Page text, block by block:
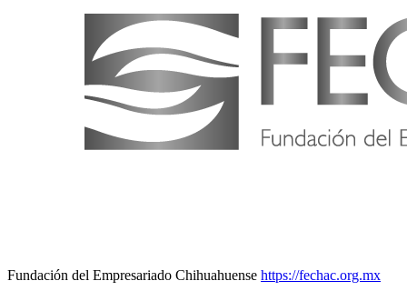
Fundación del Empresariado Chihuahuense https://fechac.org.mx